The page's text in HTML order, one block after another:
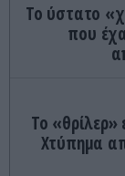
Το ύστατο
που
Το
Χτύπημα